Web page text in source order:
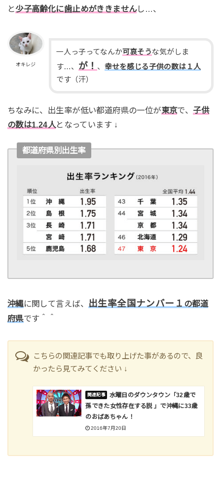
と少子高齢化に歯止めがききませんし…、
オキレジ
一人っ子ってなんか可哀そうな気がしま
す…、 が！ 、 幸せを感じる子供の数は１人
です（汗）
ちなみに、出生率が低い都道府県の一位が東京で、 子供
の数は1.24人となっています ↓
都道府県別出生率
沖縄に関して言えば、 出生率全国ナンバー１ の都道
府県です＾＾
こちらの関連記事でも取り上げた事があるので、良
かったら見てみてください ↓
水曜日のダウンタウン「32歳で
孫できた女性存在する説 」で沖縄に33歳
のおばあちゃん！
2016年7月20日